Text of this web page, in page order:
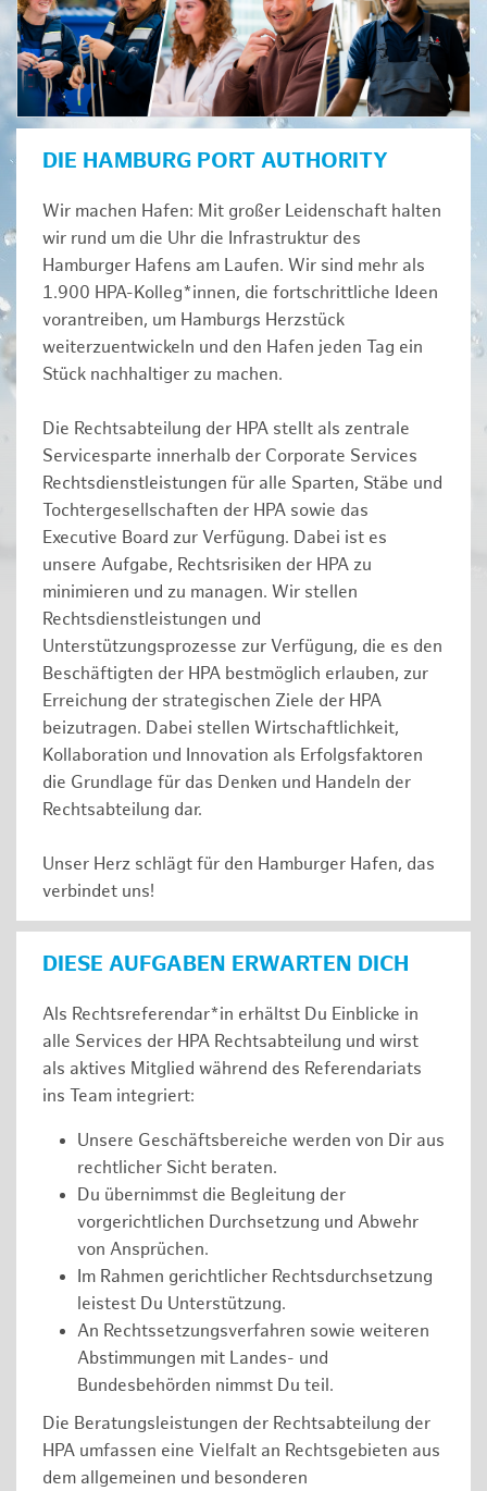
DIE HAMBURG PORT AUTHORITY
Wir machen Hafen: Mit großer Leidenschaft halten
wir rund um die Uhr die Infrastruktur des
Hamburger Hafens am Laufen. Wir sind mehr als
1.900 HPA-Kolleg*innen, die fortschrittliche Ideen
vorantreiben, um Hamburgs Herzstück
weiterzuentwickeln und den Hafen jeden Tag ein
Stück nachhaltiger zu machen.
Die Rechtsabteilung der HPA stellt als zentrale
Servicesparte innerhalb der Corporate Services
Rechtsdienstleistungen für alle Sparten, Stäbe und
Tochtergesellschaften der HPA sowie das
Executive Board zur Verfügung. Dabei ist es
unsere Aufgabe, Rechtsrisiken der HPA zu
minimieren und zu managen. Wir stellen
Rechtsdienstleistungen und
Unterstützungsprozesse zur Verfügung, die es den
Beschäftigten der HPA bestmöglich erlauben, zur
Erreichung der strategischen Ziele der HPA
beizutragen. Dabei stellen Wirtschaftlichkeit,
Kollaboration und Innovation als Erfolgsfaktoren
die Grundlage für das Denken und Handeln der
Rechtsabteilung dar.
Unser Herz schlägt für den Hamburger Hafen, das
verbindet uns!
DIESE AUFGABEN ERWARTEN DICH
Als Rechtsreferendar*in erhältst Du Einblicke in
alle Services der HPA Rechtsabteilung und wirst
als aktives Mitglied während des Referendariats
ins Team integriert:
Unsere Geschäftsbereiche werden von Dir aus
rechtlicher Sicht beraten.
Du übernimmst die Begleitung der
vorgerichtlichen Durchsetzung und Abwehr
von Ansprüchen.
Im Rahmen gerichtlicher Rechtsdurchsetzung
leistest Du Unterstützung.
An Rechtssetzungsverfahren sowie weiteren
Abstimmungen mit Landes- und
Bundesbehörden nimmst Du teil.
Die Beratungsleistungen der Rechtsabteilung der
HPA umfassen eine Vielfalt an Rechtsgebieten aus
dem allgemeinen und besonderen